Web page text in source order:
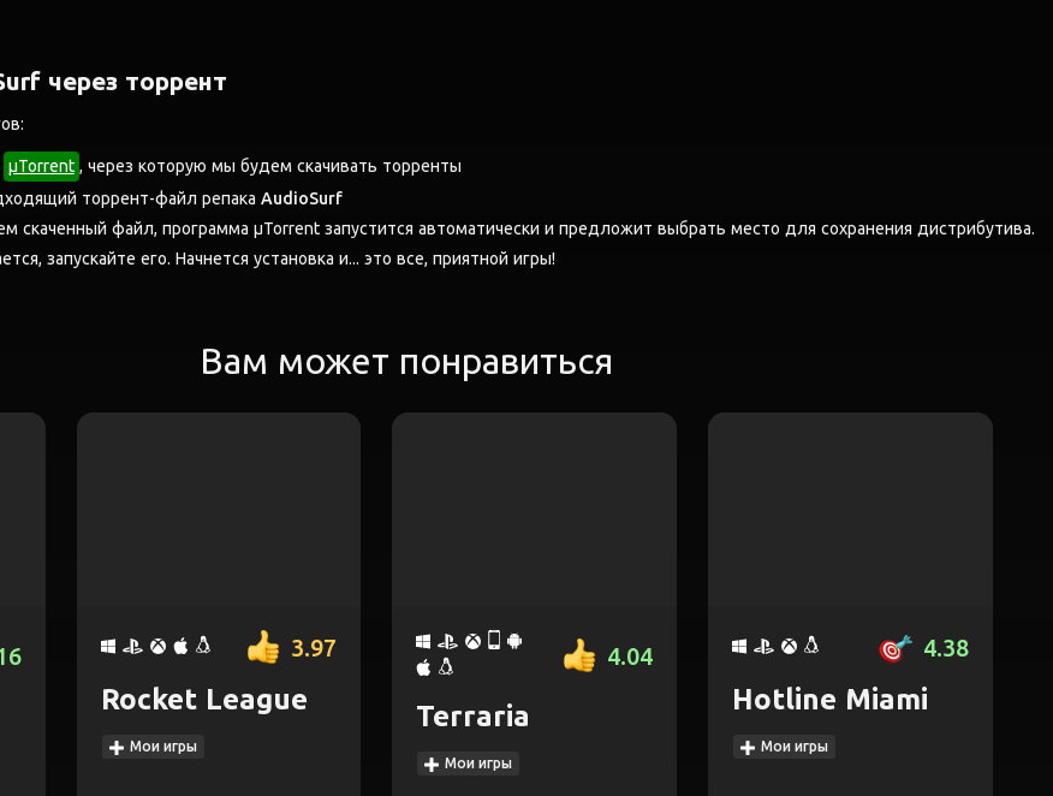
через торрент
μTorrent , через которую мы будем скачивать торренты
торрент-файл репака AudioSurf
скаченный файл, программа μTorrent запустится автоматически и предложит выбрать место для сохранения дистрибутива.
запускайте его. Начнется установка и... это все, приятной игры!
Вам может понравиться
3.97
Rocket League
Мои игры
4.04
Terraria
Мои игры
4.38
Hotline Miami
Мои игры